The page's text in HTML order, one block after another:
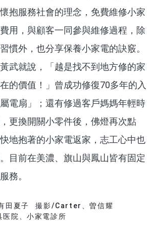
抱服務社會的理念，免費維修小家
用，與顧客一同參與維修過程，除
慣外，也分享保養小家電的訣竅。
就說，「越是找不到地方修的家
的價值！」曾成功修復70多年的入
電扇」；還有修過客戶媽媽年輕時
更換開關小零件後，佛燈再次點
地抱著的小家電返家，志工心中也
目前在美濃、旗山與鳳山皆有固定
務。
田夏子
撮影/Carter、曽信耀
院、小家電診所
分享文章